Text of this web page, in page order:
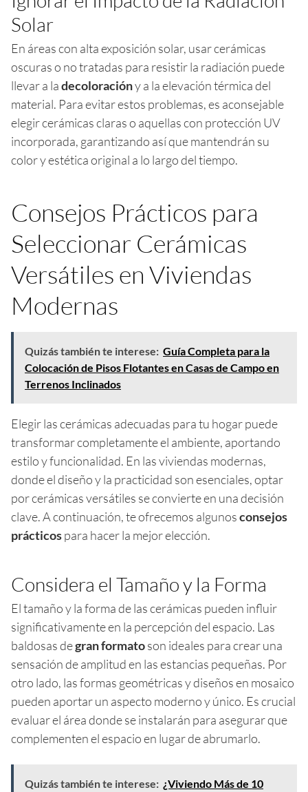
Solar
En áreas con alta exposición solar, usar cerámicas
oscuras o no tratadas para resistir la radiación puede
llevar a ladecoloracióny a la elevación térmica del
material. Para evitar estos problemas, es aconsejable
elegir cerámicas claras o aquellas con protección UV
incorporada, garantizando así que mantendrán su
color y estética original a lo largo del tiempo.
Consejos Prácticos para
Seleccionar Cerámicas
Versátiles en Viviendas
Modernas
Quizás también te interese: Guía Completa para la
Colocación de Pisos Flotantes en Casas de Campo en
Terrenos Inclinados
Elegir las cerámicas adecuadas para tu hogar puede
transformar completamente el ambiente, aportando
estilo y funcionalidad. En las viviendas modernas,
donde el diseño y la practicidad son esenciales, optar
por cerámicas versátiles se convierte en una decisión
clave. A continuación, te ofrecemos algunosconsejos
prácticospara hacer la mejor elección.
Considera el Tamaño y la Forma
El tamaño y la forma de las cerámicas pueden influir
significativamente en la percepción del espacio. Las
baldosas degran formatoson ideales para crear una
sensación de amplitud en las estancias pequeñas. Por
otro lado, las formas geométricas y diseños en mosaico
pueden aportar un aspecto moderno y único. Es crucial
evaluar el área donde se instalarán para asegurar que
complementen el espacio en lugar de abrumarlo.
Quizás también te interese: ¿Viviendo Más de 10